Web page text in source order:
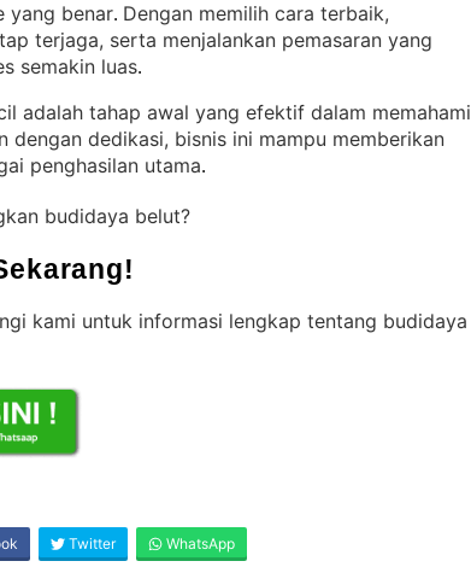
yang benar. Dengan memilih cara terbaik,
terjaga, serta menjalankan pemasaran yang
semakin luas.
adalah tahap awal yang efektif dalam memahami
dengan dedikasi, bisnis ini mampu memberikan
penghasilan utama.
budidaya belut?
kami untuk informasi lengkap tentang budidaya
Twitter WhatsApp